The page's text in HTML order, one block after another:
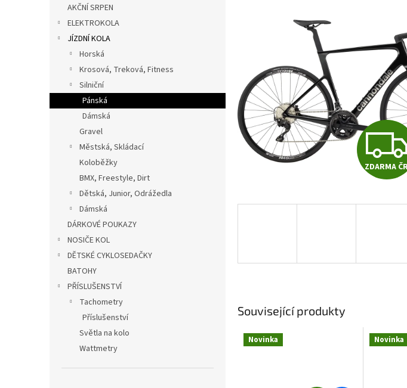
n
e
AKČNÍ SRPEN
ELEKTROKOLA
JÍZDNÍ KOLA
Horská
Krosová, Treková, Fitness
Silniční
Pánská
Dámská
Gravel
Městská, Skládací
Koloběžky
BMX, Freestyle, Dirt
Dětská, Junior, Odrážedla
Dámská
DÁRKOVÉ POUKAZY
NOSIČE KOL
DĚTSKÉ CYKLOSEDAČKY
BATOHY
PŘÍSLUŠENSTVÍ
Tachometry
Příslušenství
Světla na kolo
Wattmetry
ZDARMA
Související produkty
Novinka Novinka